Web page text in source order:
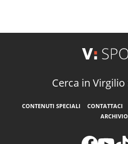
Cerca in Virgilio
CONTENUTI SPECIALI CONTATTACI
ARCHIVIO